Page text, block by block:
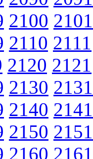
2100 2101
2110 2111
2120 2121
2130 2131
2140 2141
2150 2151
2160 2161